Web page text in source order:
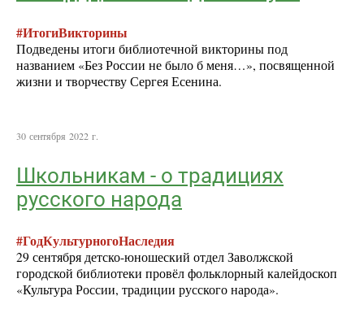
#ИтогиВикторины
Подведены итоги библиотечной викторины под
названием «Без России не было б меня…», посвященной
жизни и творчеству Сергея Есенина.
30 сентября 2022 г.
Школьникам - о традициях
русского народа
#ГодКультурногоНаследия
29 сентября детско-юношеский отдел Заволжской
городской библиотеки провёл фольклорный калейдоскоп
«Культура России, традиции русского народа».